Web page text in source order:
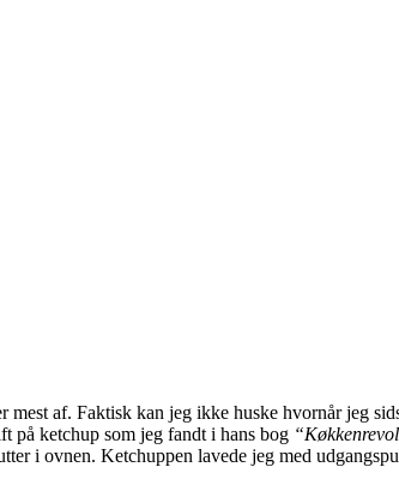
af. Faktisk kan jeg ikke huske hvornår jeg
på ketchup som jeg fandt i hans bog
i ovnen. Ketchuppen lavede jeg med